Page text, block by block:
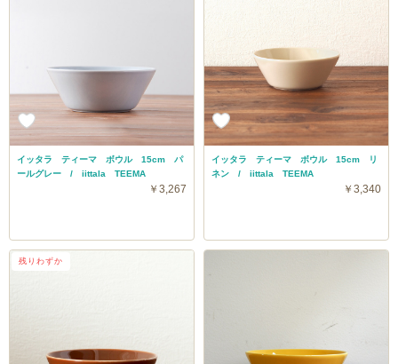
イッタラ ティーマ ボウル 15cm パ
ールグレー / iittala TEEMA
￥3,267
イッタラ ティーマ ボウル 15cm リ
ネン / iittala TEEMA
￥3,340
残りわずか